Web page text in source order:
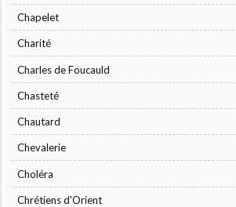
Chapelet
Charité
Charles de Foucauld
Chasteté
Chautard
Chevalerie
Choléra
Chrétiens d'Orient